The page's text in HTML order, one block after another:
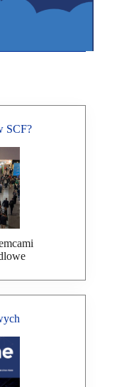
SCF?